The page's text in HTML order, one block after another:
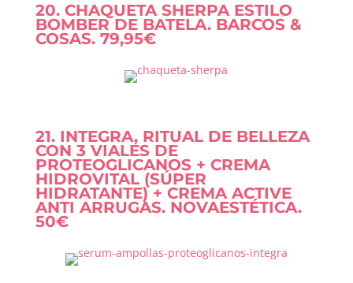
20. CHAQUETA SHERPA ESTILO
BOMBER DE BATELA. BARCOS &
COSAS. 79,95€
21. INTEGRA, RITUAL DE BELLEZA
CON 3 VIALES DE
PROTEOGLICANOS + CREMA
HIDROVITAL (SÚPER
HIDRATANTE) + CREMA ACTIVE
ANTI ARRUGAS. NOVAESTÉTICA.
50€